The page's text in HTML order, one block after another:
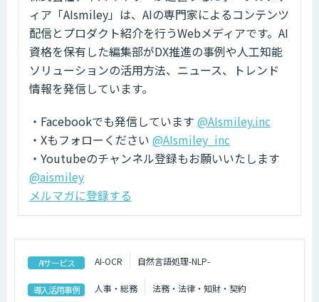
ィア「AIsmiley」は、AIの専門家によるコンテンツ
配信とプロダクト紹介を行うWebメディアです。AI
資格を保有した編集部がDX推進の事例や人工知能
ソリューションの活用方法、ニュース、トレンド
情報を発信しています。
・Facebookでも発信しています @AIsmiley.inc
・Xもフォローください @AIsmiley_inc
・Youtubeのチャンネル登録もお願いいたします
@aismiley
メルマガに登録する
AIサービス AI-OCR 自然言語処理-NLP-
導入活用事例 人事・総務 法務・法律・知財・契約